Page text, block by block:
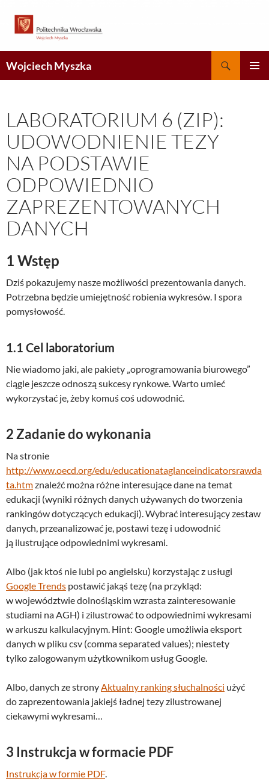
treści
Wojciech Myszka
LABORATORIUM 6 (ZIP):
UDOWODNIENIE TEZY
NA PODSTAWIE
ODPOWIEDNIO
ZAPREZENTOWANYCH
DANYCH
1 Wstęp
Dziś pokazujemy nasze możliwości prezentowania danych.
Potrzebna będzie umiejętność robienia wykresów. I spora
pomysłowość.
1.1 Cel laboratorium
Nie wiadomo jaki, ale pakiety „oprogramowania biurowego”
ciągle jeszcze odnoszą sukcesy rynkowe. Warto umieć
wykorzystać je, żeby komuś coś udowodnić.
2Zadanie do wykonania
Na stronie
http://www.oecd.org/edu/educationataglanceindicatorsrawda
ta.htmznaleźć można różne interesujące dane na temat
edukacji (wyniki różnych danych używanych do tworzenia
rankingów dotyczących edukacji). Wybrać interesujący zestaw
danych, przeanalizować je, postawi tezę i udowodnić
ją ilustrujące odpowiednimi wykresami.
Albo (jak ktoś nie lubi po angielsku) korzystając z usługi
Google Trends postawić jakąś tezę (na przykląd:
w województwie dolnośląskim wzrasta zainteresowanie
studiami na AGH) i zilustrować to odpowiednimi wykresami
w arkuszu kalkulacyjnym. Hint: Google umożliwia eksport
danych w pliku csv (comma separated values); niestety
tylko zalogowanym użytkownikom usług Google.
Albo, danych ze stronyAktualny ranking słuchalności użyć
do zaprezentowania jakiejś ładnej tezy zilustrowanej
ciekawymi wykresami…
3 Instrukcja w formacie PDF
Instrukcja w formie PDF.